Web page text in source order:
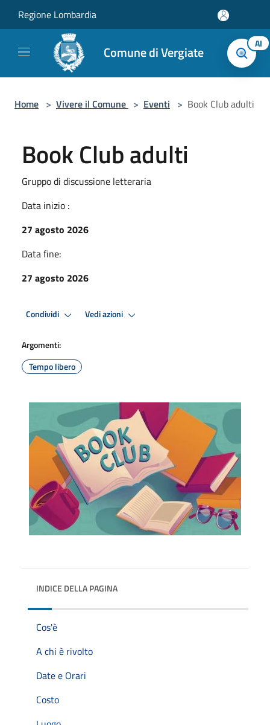
Regione Lombardia
Comune di Vergiate AI
Home > Vivere il Comune > Eventi > Book Club adulti
Book Club adulti
Gruppo di discussione letteraria
Data inizio :
27 agosto 2026
Data fine:
27 agosto 2026
Condividi Vedi azioni
Argomenti:
Tempo libero
INDICE DELLA PAGINA
Cos'è
A chi è rivolto
Date e Orari
Costo